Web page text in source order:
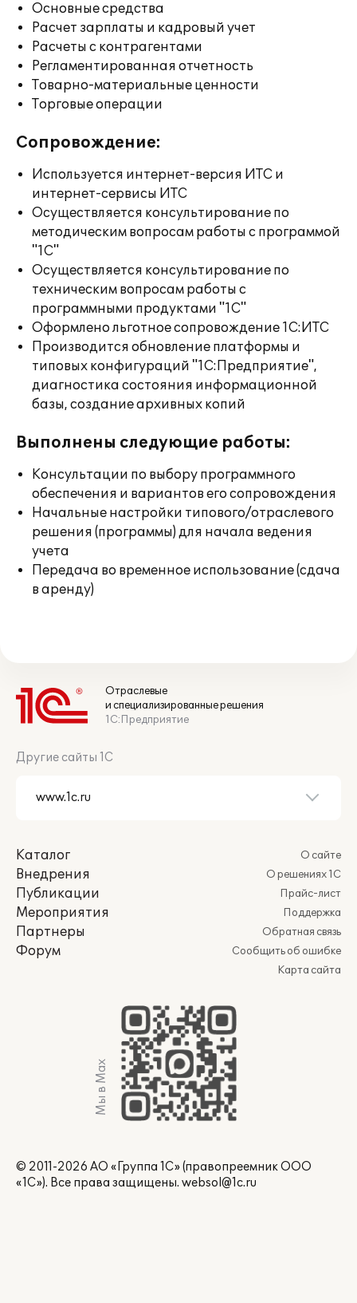
Основные средства
Расчет зарплаты и кадровый учет
Расчеты с контрагентами
Регламентированная отчетность
Товарно-материальные ценности
Торговые операции
Сопровождение:
Используется интернет-версия ИТС и
интернет-сервисы ИТС
Осуществляется консультирование по
методическим вопросам работы с программой
"1С"
Осуществляется консультирование по
техническим вопросам работы с
программными продуктами "1С"
Оформлено льготное сопровождение 1С:ИТС
Производится обновление платформы и
типовых конфигураций "1С:Предприятие",
диагностика состояния информационной
базы, создание архивных копий
Выполнены следующие работы:
Консультации по выбору программного
обеспечения и вариантов его сопровождения
Начальные настройки типового/отраслевого
решения (программы) для начала ведения
учета
Передача во временное использование (сдача
в аренду)
Отраслевые
и специализированные решения
1С:Предприятие
Другие сайты 1С
Каталог
Внедрения
Публикации
Мероприятия
Партнеры
Форум
О сайте
О решениях 1С
Прайс-лист
Поддержка
Обратная связь
Сообщить об ошибке
Карта сайта
Мы в Max
© 2011-2026 АО «Группа 1С» (правопреемник ООО
«1С»). Все права защищены. websol@1c.ru